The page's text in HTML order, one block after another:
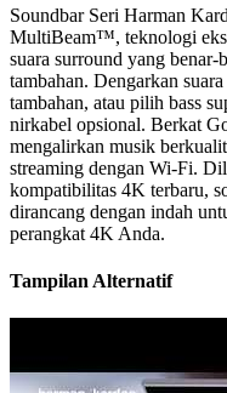
Soundbar Seri Harman
MultiBeam™, teknologi
suara surround yang benar-
tambahan. Dengarkan
tambahan, atau pilih bass
nirkabel opsional. Berkat
mengalirkan musik
streaming dengan Wi-Fi.
kompatibilitas 4K terbaru,
dirancang dengan indah
perangkat 4K Anda.
Tampilan Alternatif